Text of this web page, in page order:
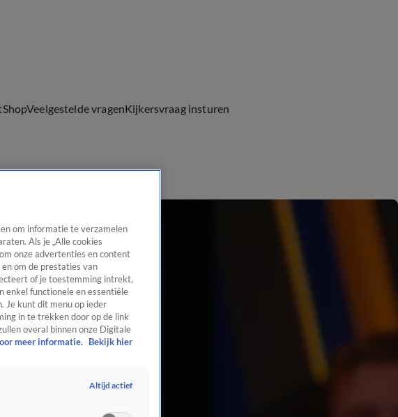
ShopVeelgestelde vragenKijkersvraag insturen
om informatie te verzamelen
Als je „Alle cookies
onze advertenties en content
om de prestaties van
of je toestemming intrekt,
enkel functionele en essentiële
Je kunt dit menu op ieder
in te trekken door op de link
overal binnen onze Digitale
meer informatie.
Bekijk hier
Altijd actief